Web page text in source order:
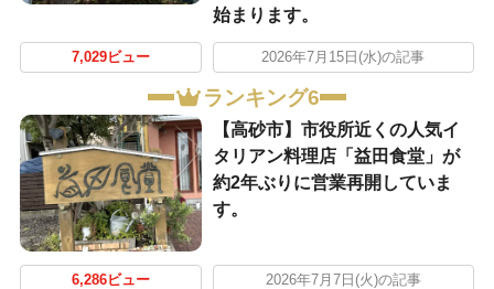
始まります。
7,029ビュー 2026年7月15日(水)の記事
ランキング6
【高砂市】市役所近くの人気イ
タリアン料理店「益田食堂」が
約2年ぶりに営業再開していま
す。
6,286ビュー 2026年7月7日(火)の記事